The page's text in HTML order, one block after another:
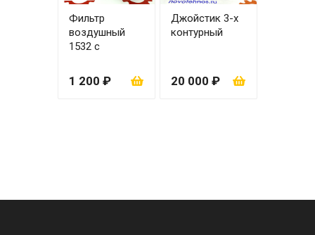
Фильтр
воздушный
1532 с
1 200 ₽
Джойстик 3-х
контурный
20 000 ₽